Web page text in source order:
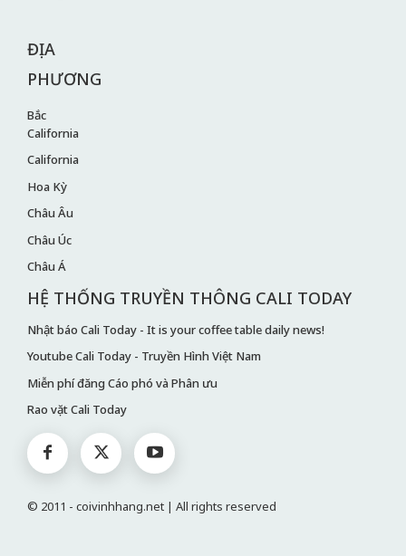
ĐỊA
PHƯƠNG
Bắc
California
California
Hoa Kỳ
Châu Âu
Châu Úc
Châu Á
HỆ THỐNG TRUYỀN THÔNG CALI TODAY
Nhật báo Cali Today - It is your coffee table daily news!
Youtube Cali Today - Truyền Hình Việt Nam
Miễn phí đăng Cáo phó và Phân ưu
Rao vặt Cali Today
© 2011 - coivinhhang.net | All rights reserved